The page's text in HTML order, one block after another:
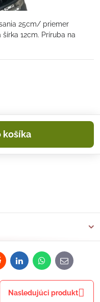
25cm/ priemer
12cm. Príruba na
košíka
LinkedInWhatsApp
E-
mail
Nasledujúci produkt